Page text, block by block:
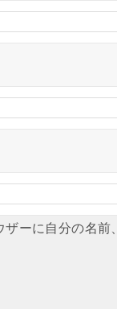
ーに自分の名前